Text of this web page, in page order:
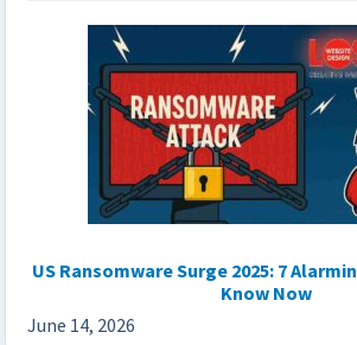
US Ransomware Surge 2025: 7
Know Now
June 14, 2026